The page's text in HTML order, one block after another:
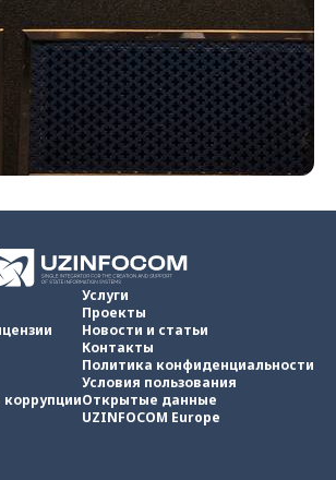
Услуги
Проекты
Новости и статьи
Контакты
Политика конфиденциальности
Условия пользования
Открытые данные
UZINFOCOM Europe